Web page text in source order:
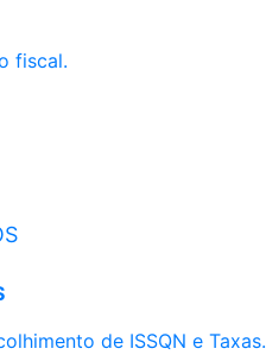
fiscal.
de ISSQN e Taxas.